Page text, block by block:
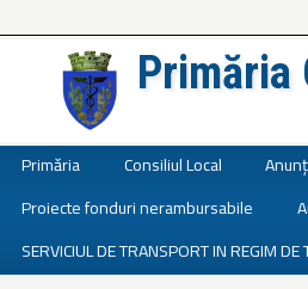
Primăria
Primăria Consiliul Local
Proiecte fonduri nerambursabile
SERVICIUL DE TRANSPORT IN REGIM DE